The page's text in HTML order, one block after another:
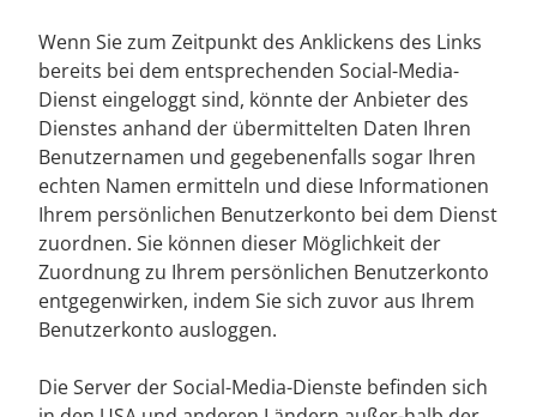
Wenn Sie zum Zeitpunkt des Anklickens des Links
bereits bei dem entsprechenden Social-Media-
Dienst eingeloggt sind, könnte der Anbieter des
Dienstes anhand der übermittelten Daten Ihren
Benutzernamen und gegebenenfalls sogar Ihren
echten Namen ermitteln und diese Informationen
Ihrem persönlichen Benutzerkonto bei dem Dienst
zuordnen. Sie können dieser Möglichkeit der
Zuordnung zu Ihrem persönlichen Benutzerkonto
entgegenwirken, indem Sie sich zuvor aus Ihrem
Benutzerkonto ausloggen.
Die Server der Social-Media-Dienste befinden sich